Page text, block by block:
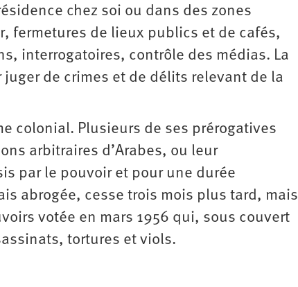
chez soi ou dans des zones
fermetures de lieux publics et de cafés,
interrogatoires, contrôle des médias. La
de crimes et de délits relevant de la
colonial. Plusieurs de ses prérogatives
arbitraires d’Arabes, ou leur
par le pouvoir et pour une durée
abrogée, cesse trois mois plus tard, mais
votée en mars 1956 qui, sous couvert
tortures et viols.